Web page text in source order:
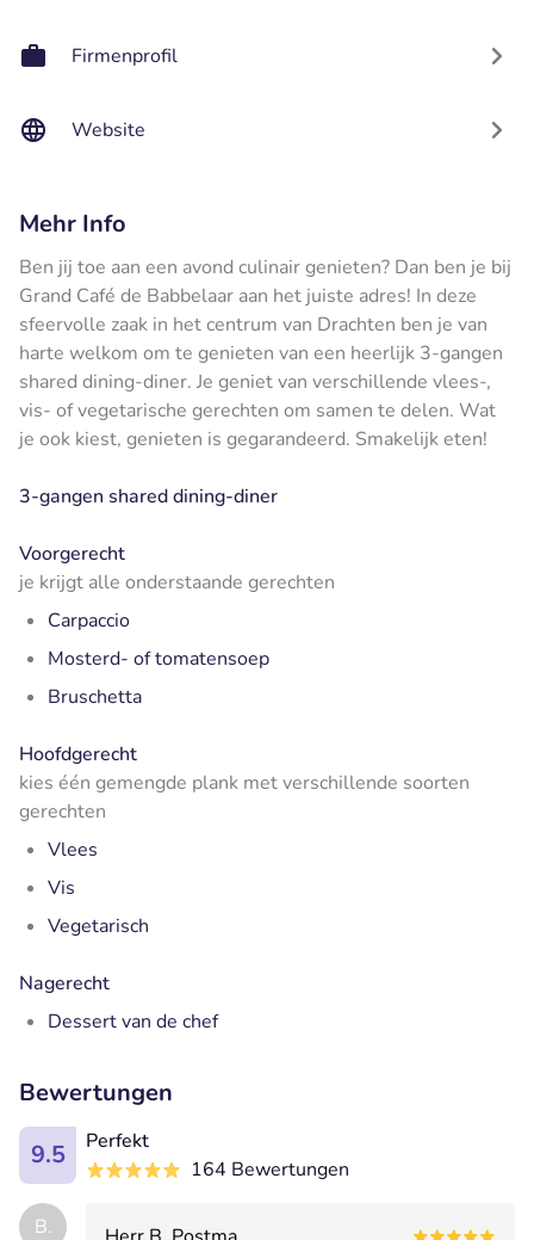
Firmenprofil
Website
Mehr Info
Ben jij toe aan een avond culinair genieten? Dan ben je bij
Grand Café de Babbelaar aan het juiste adres! In deze
sfeervolle zaak in het centrum van Drachten ben je van
harte welkom om te genieten van een heerlijk 3-gangen
shared dining-diner. Je geniet van verschillende vlees-,
vis- of vegetarische gerechten om samen te delen. Wat
je ook kiest, genieten is gegarandeerd. Smakelijk eten!
3-gangen shared dining-diner
Voorgerecht
je krijgt alle onderstaande gerechten
Carpaccio
Mosterd- of tomatensoep
Bruschetta
Hoofdgerecht
kies één gemengde plank met verschillende soorten
gerechten
Vlees
Vis
Vegetarisch
Nagerecht
Dessert van de chef
Bewertungen
9.5
Perfekt
164 Bewertungen
B.